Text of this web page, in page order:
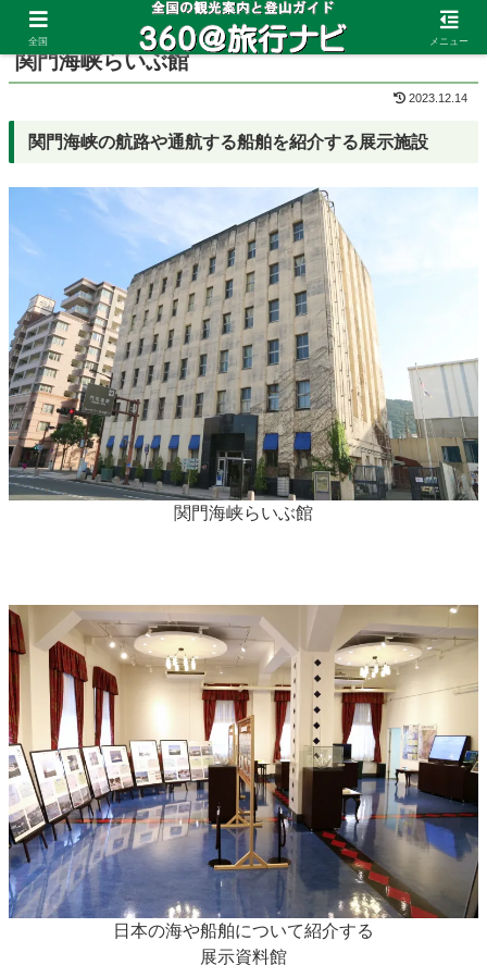
ホーム 福岡県 門司港
関門海峡らいぶ館
2023.12.14
関門海峡の航路や通航する船舶を紹介する展示施設
関門海峡らいぶ館
日本の海や船舶について紹介する
展示資料館
全国 メニュー